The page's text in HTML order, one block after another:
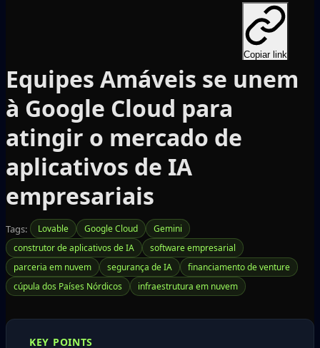
Copiar link
Equipes Amáveis se unem
à Google Cloud para
atingir o mercado de
aplicativos de IA
empresariais
Tags: Lovable Google Cloud
Gemini
construtor de aplicativos de IA
software empresarial
parceria em nuvem
segurança de IA
financiamento de venture
cúpula dos Países Nórdicos
infraestrutura em nuvem
KEY POINTS